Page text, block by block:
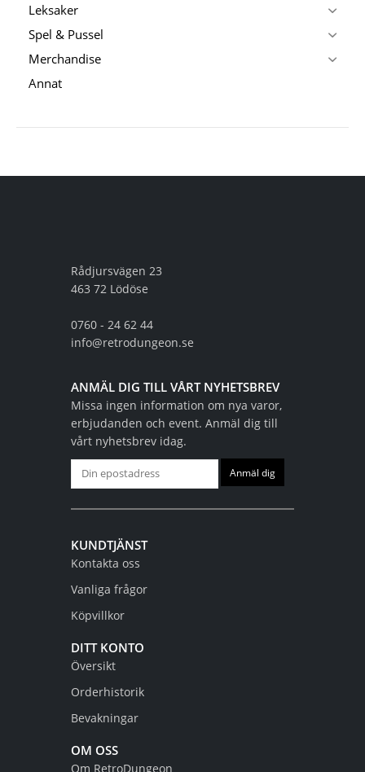
Leksaker
Spel & Pussel
Merchandise
Annat
Rådjursvägen 23
463 72 Lödöse
0760 - 24 62 44
info@retrodungeon.se
ANMÄL DIG TILL VÅRT NYHETSBREV
Missa ingen information om nya varor,
erbjudanden och event. Anmäl dig till
vårt nyhetsbrev idag.
KUNDTJÄNST
Kontakta oss
Vanliga frågor
Köpvillkor
DITT KONTO
Översikt
Orderhistorik
Bevakningar
OM OSS
Om RetroDungeon